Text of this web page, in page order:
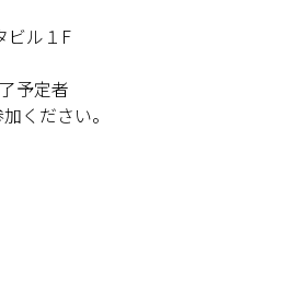
ル１F
予定者
ださい。